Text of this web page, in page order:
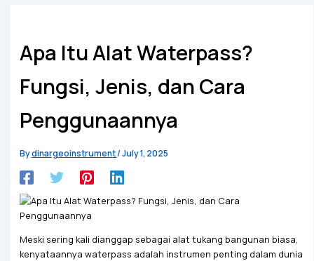
Apa Itu Alat Waterpass?
Fungsi, Jenis, dan Cara
Penggunaannya
Bydinargeoinstrument/July 1, 2025
Meski sering kali dianggap sebagai alat tukang bangunan biasa,
kenyataannya waterpass adalah instrumen penting dalam dunia